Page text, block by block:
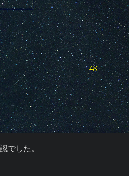
でした。